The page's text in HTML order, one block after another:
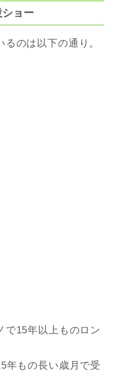
ョー
のは以下の通り。
で15年以上ものロン
年もの長い歳月で受